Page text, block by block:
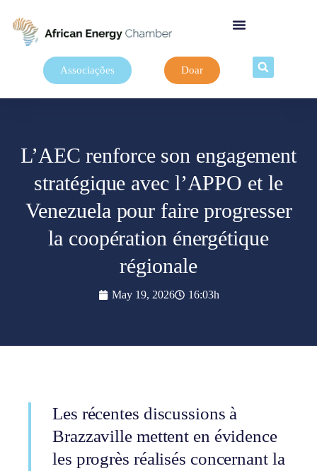
Associações Doar
L’AEC renforce son engagement
stratégique avec l’APPO et le
Venezuela pour faire progresser
la coopération énergétique
régionale
May 19, 2026 16:03h
Les récentes discussions à
Brazzaville mettent en évidence
les progrès réalisés concernant la